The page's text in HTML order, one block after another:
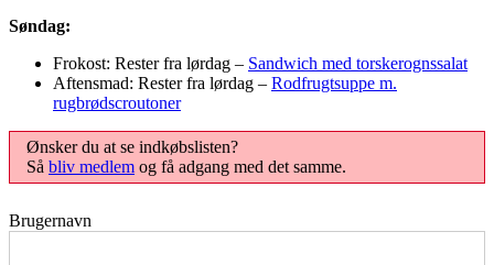
Søndag:
Frokost: Rester fra lørdag – Sandwich med torskerognssalat
Aftensmad: Rester fra lørdag – Rodfrugtsuppe m.
rugbrødscroutoner
Ønsker du at se indkøbslisten?
Så bliv medlem og få adgang med det samme.
Brugernavn